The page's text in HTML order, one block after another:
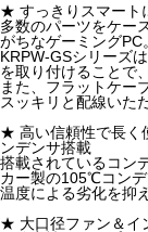
★ すっきりスマート
多数のパーツをケー
がちなゲーミングPC。
KRPW-GSシリーズ
を取り付けることで
また、フラットケー
スッキリと配線いた
★ 高い信頼性で長く
ンデンサ搭載
搭載されているコン
カー製の105℃コンデ
温度による劣化を抑
★ 大口径ファン＆イ